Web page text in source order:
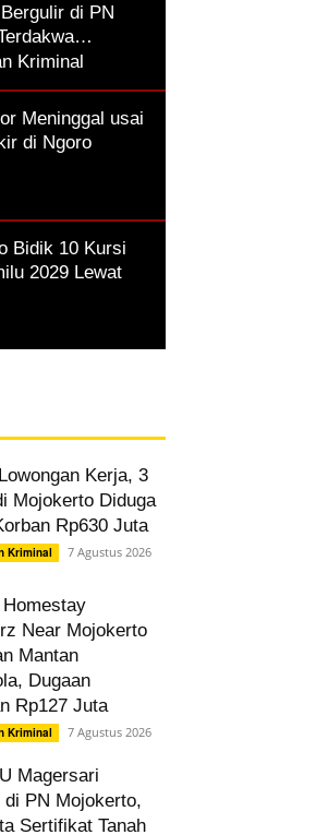
di PN
Kriminal
Meninggal usai
di Ngoro
Bidik 10 Kursi
2029 Lewat
Kerja, 3
Mojokerto Diduga
Rp630 Juta
Kriminal 7 Agustus 2026
Near Mojokerto
Mantan
Dugaan
Rp127 Juta
Kriminal 7 Agustus 2026
Magersari
di PN Mojokerto,
Sertifikat Tanah